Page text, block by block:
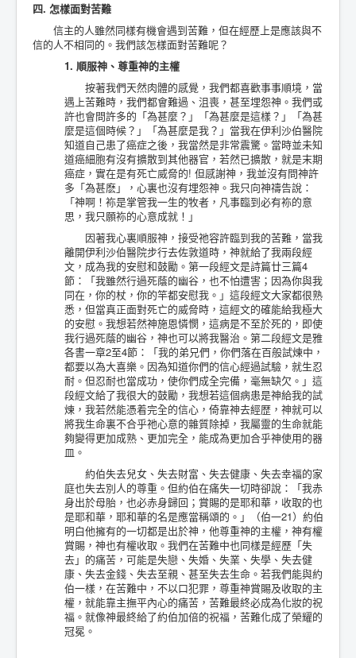
四. 怎樣面對苦難
信主的人雖然同樣有機會遇到苦難，但在經歷上是應該與不
信的人不相同的。我們該怎樣面對苦難呢？
1. 順服神、尊重神的主權
按著我們天然肉體的感覺，我們都喜歡事事順境，當
遇上苦難時，我們都會難過、沮喪，甚至埋怨神。我們或
許也會問許多的「為甚麼？」「為甚麼是這樣？」「為甚
麼是這個時候？」「為甚麼是我？」當我在伊利沙伯醫院
知道自己患了癌症之後，我當然是非常震驚。當時並未知
道癌細胞有沒有擴散到其他器官，若然已擴散，就是末期
癌症，實在是有死亡威脅的! 但感謝神，我並沒有問神許
多「為甚麽」，心裏也沒有埋怨神。我只向神禱告說：
「神啊！袮是掌管我一生的牧者，凡事臨到必有袮的意
思，我只願袮的心意成就！」
因著我心裏順服神，接受祂容許臨到我的苦難，當我
離開伊利沙伯醫院步行去佐敦道時，神就給了我兩段經
文，成為我的安慰和鼓勵。第一段經文是詩篇廿三篇4
節：「我雖然行過死蔭的幽谷，也不怕遭害；因為你與我
同在，你的杖，你的竿都安慰我。」這段經文大家都很熟
悉，但當真正面對死亡的威脅時，這經文的確能給我極大
的安慰。我想若然神施恩憐憫，這病是不至於死的，即使
我行過死蔭的幽谷，神也可以將我醫治。第二段經文是雅
各書一章2至4節：「我的弟兄們，你們落在百般試煉中，
都要以為大喜樂。因為知道你們的信心經過試驗，就生忍
耐。但忍耐也當成功，使你們成全完備，毫無缺欠。」這
段經文給了我很大的鼓勵，我想若這個病患是神給我的試
煉，我若然能憑着完全的信心，倚靠神去經歴，神就可以
將我生命裏不合乎祂心意的雜質除掉，我屬靈的生命就能
夠變得更加成熟、更加完全，能成為更加合乎神使用的器
皿。
約伯失去兒女、失去財富、失去健康、失去幸福的家
庭也失去別人的尊重。但約伯在痛失一切時卻說：「我赤
身出於母胎，也必赤身歸回；賞賜的是耶和華，收取的也
是耶和華，耶和華的名是應當稱頌的。」（伯一21）約伯
明白他擁有的一切都是出於神，他尊重神的主權，神有權
賞賜，神也有權收取。我們在苦難中也同樣是經歷「失
去」的痛苦，可能是失戀、失婚、失業、失學、失去健
康、失去金錢、失去至親、甚至失去生命。若我們能與約
伯一樣，在苦難中，不以口犯罪，尊重神賞賜及收取的主
權，就能靠主撫平內心的痛苦，苦難最終必成為化妝的祝
福。就像神最終給了約伯加倍的祝福，苦難化成了榮耀的
冠冕。